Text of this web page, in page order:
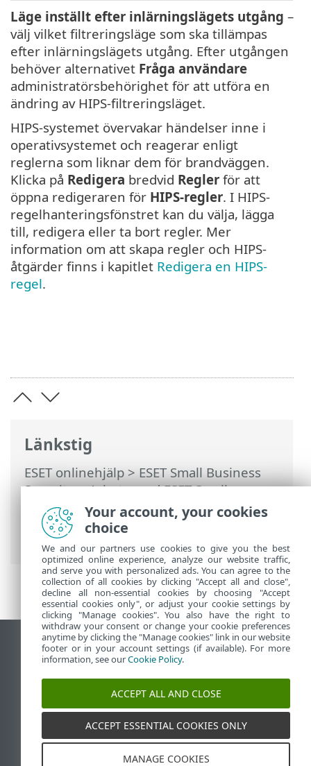
Länkstig
ESET onlinehjälp > ESET Small Business
Security>Arbeta med ESET Small
Business Security>Avancerade
inställningar>Genomsökningar
Host Intrusion Prevention System
Läge inställt efter inlärningslägets utgång –
välj vilket filtreringsläge som ska tillämpas
efter inlärningslägets utgång. Efter utgången
behöver alternativet Fråga användare
administratörsbehörighet för att utföra en
ändring av HIPS-filtreringsläget.
HIPS-systemet övervakar händelser inne i
operativsystemet och reagerar enligt
reglerna som liknar dem för brandväggen.
Klicka på Redigera bredvid Regler för att
öppna redigeraren för HIPS-regler. I HIPS-
regelhanteringsfönstret kan du välja, lägga
till, redigera eller ta bort regler. Mer
information om att skapa regler och HIPS-
åtgärder finns i kapitlet Redigera en HIPS-
regel.
Visa skrivbords-webbplats
End of Life
ESET kunskapsbas
ESET Status Portal
Regional support
Your account, your cookies
choice
We and our partners use cookies to give you the best
optimized online experience, analyze our website traffic,
and serve you with personalized ads. You can agree to the
collection of all cookies by clicking "Accept all and close",
decline all non-essential cookies by choosing "Accept
essential cookies only", or adjust your cookie settings by
clicking "Manage cookies". You also have the right to
withdraw your consent or change your cookie preferences
anytime by clicking the "Manage cookies" link in our website
footer or in your account settings (if available). For more
information, see ourCookie Policy.
ACCEPT ALL AND CLOSE
ACCEPT ESSENTIAL COOKIES ONLY
MANAGE COOKIES